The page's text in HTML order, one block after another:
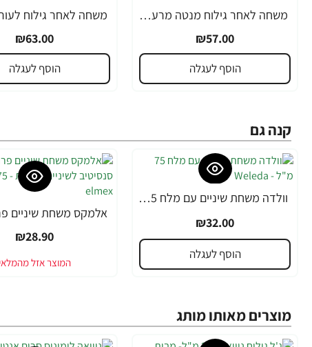
משחה לאחר גילוח מנטה מרעננת 118 מ"ל - CREMO
₪57.00
הוסף לעגלה
₪63.00
הוסף לעגלה
קנה גם
וולדה משחת שיניים עם מלח 75 מ"ל - Weleda
₪32.00
הוסף לעגלה
₪28.90
מוצרים מאותו מותג